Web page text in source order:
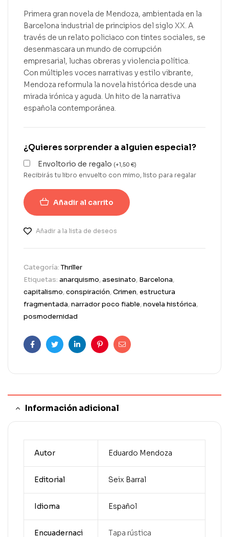
Primera gran novela de Mendoza, ambientada en la
Barcelona industrial de principios del siglo XX. A
través de un relato policiaco con tintes sociales, se
desenmascara un mundo de corrupción
empresarial, luchas obreras y violencia política.
Con múltiples voces narrativas y estilo vibrante,
Mendoza reformula la novela histórica desde una
mirada irónica y aguda. Un hito de la narrativa
española contemporánea.
¿Quieres sorprender a alguien especial?
Envoltorio de regalo (+1,50 €)
Recibirás tu libro envuelto con mimo, listo para regalar
Añadir al carrito
Añadir a la lista de deseos
Categoría:Thriller
Etiquetas: anarquismo,asesinato, Barcelona,
capitalismo,conspiración,Crimen,estructura
fragmentada,narrador poco fiable,novela histórica,
posmodernidad
FacebookTwitterLinkedinPinterestCorreo
Información adicional
Autor Eduardo Mendoza
Editorial Seix Barral
Idioma Español
Encuadernaci Tapa rústica